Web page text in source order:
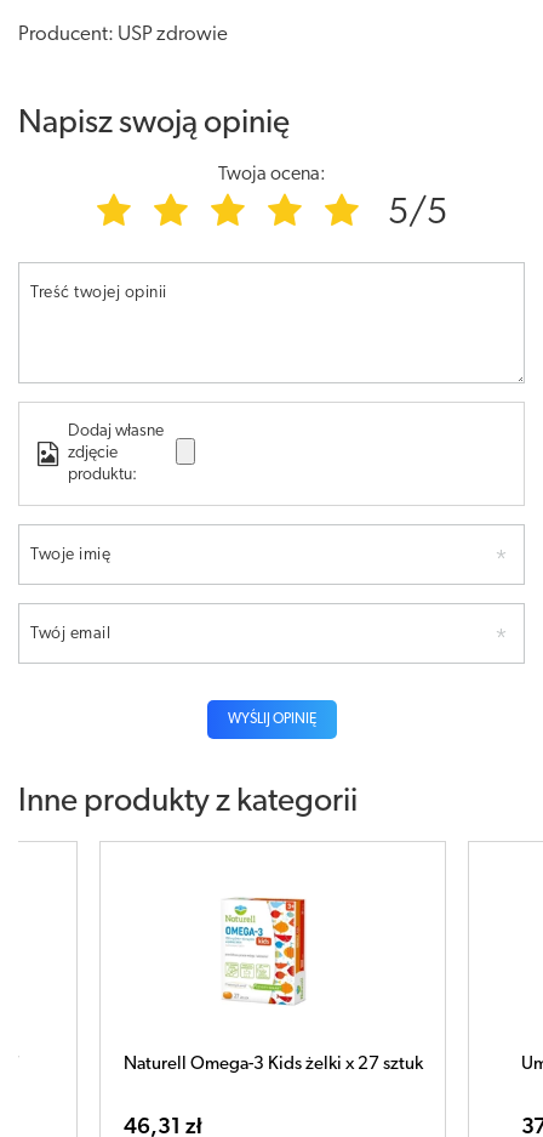
Producent: USP zdrowie
Napisz swoją opinię
Twoja ocena:
5/5
Treść twojej opinii
Dodaj własne
zdjęcie
produktu:
Twoje imię
Twój email
WYŚLIJ OPINIĘ
Inne produkty z kategorii
UmmU Multiwitamina 6+ 30ml